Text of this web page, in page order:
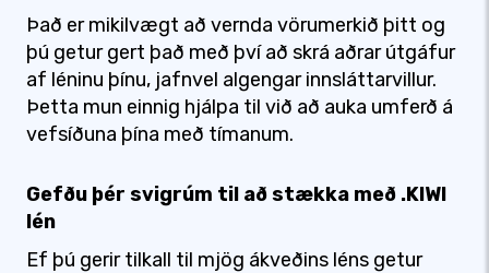
Það er mikilvægt að vernda vörumerkið þitt og
þú getur gert það með því að skrá aðrar útgáfur
af léninu þínu, jafnvel algengar innsláttarvillur.
Þetta mun einnig hjálpa til við að auka umferð á
vefsíðuna þína með tímanum.
Gefðu þér svigrúm til að stækka með .KIWI
lén
Ef þú gerir tilkall til mjög ákveðins léns getur